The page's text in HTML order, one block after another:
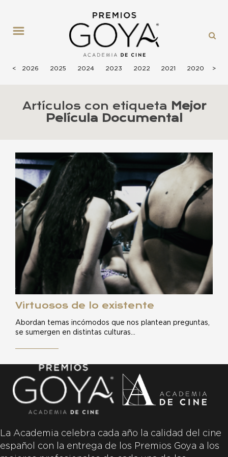
< 2026 2025 2024 2023 2022 2021 2020 >
Artículos con etiqueta Mejor
Película Documental
Virtuosos de lo existente
Abordan temas incómodos que nos plantean preguntas,
se sumergen en distintas culturas…
La Academia celebra cada año la calidad del cine
español con la entrega de los Premios Goya a los